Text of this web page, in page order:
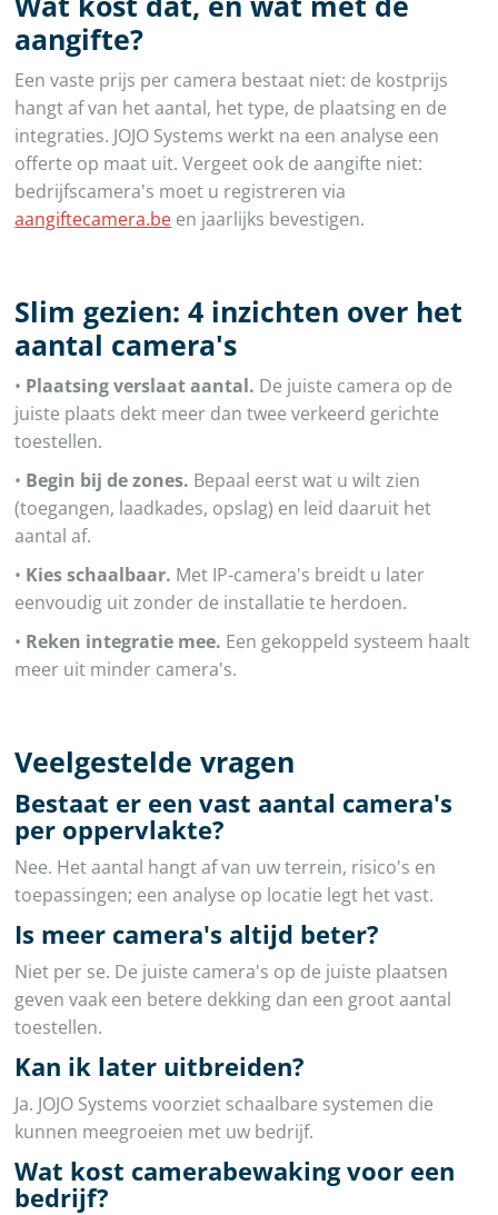
aangifte?
Een vaste prijs per camera bestaat niet: de kostprijs
hangt af van het aantal, het type, de plaatsing en de
integraties. JOJO Systems werkt na een analyse een
offerte op maat uit. Vergeet ook de aangifte niet:
bedrijfscamera's moet u registreren via
aangiftecamera.be en jaarlijks bevestigen.
Slim gezien: 4 inzichten over het
aantal camera's
• Plaatsing verslaat aantal. De juiste camera op de
juiste plaats dekt meer dan twee verkeerd gerichte
toestellen.
• Begin bij de zones. Bepaal eerst wat u wilt zien
(toegangen, laadkades, opslag) en leid daaruit het
aantal af.
• Kies schaalbaar. Met IP-camera's breidt u later
eenvoudig uit zonder de installatie te herdoen.
• Reken integratie mee. Een gekoppeld systeem haalt
meer uit minder camera's.
Veelgestelde vragen
Bestaat er een vast aantal camera's
per oppervlakte?
Nee. Het aantal hangt af van uw terrein, risico's en
toepassingen; een analyse op locatie legt het vast.
Is meer camera's altijd beter?
Niet per se. De juiste camera's op de juiste plaatsen
geven vaak een betere dekking dan een groot aantal
toestellen.
Kan ik later uitbreiden?
Ja. JOJO Systems voorziet schaalbare systemen die
kunnen meegroeien met uw bedrijf.
Wat kost camerabewaking voor een
bedrijf?